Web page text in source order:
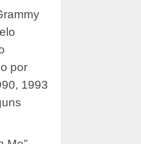
por
1993